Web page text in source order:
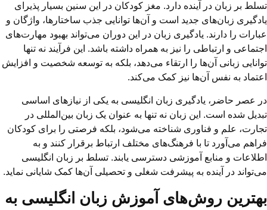
تسلط بر زبان در آینده دارد. مغز کودکان در این سنین بسیار پذیرای
یادگیری زبان‌های جدید است و آن‌ها توانایی جذب ساختارها، واژگان و
عبارات را دارند. یادگیری زبان در این دوران می‌تواند بهبود مهارت‌های
اجتماعی و ارتباطی را نیز به همراه داشته باشد. این فرآیند نه تنها
توانایی زبانی آن‌ها را ارتقاء می‌دهد، بلکه به توسعه شخصیت و افزایش
اعتماد به نفس آن‌ها نیز کمک می‌کند.
در عصر حاضر، یادگیری زبان انگلیسی به یکی از نیازهای اساسی
تبدیل شده است. این زبان نه تنها به عنوان یک زبان بین‌المللی در
تجارت، علم و فناوری شناخته می‌شود، بلکه فرصتی را برای کودکان
فراهم می‌آورد تا با فرهنگ‌های مختلف ارتباط برقرار کنند و به
اطلاعات و منابع آموزشی دسترسی یابند. تسلط بر زبان انگلیسی
می‌تواند در آینده به پیشرفت شغلی و تحصیلی آن‌ها کمک شایانی نماید.
بهترین‌ روش‌های آموزش زبان انگلیسی به